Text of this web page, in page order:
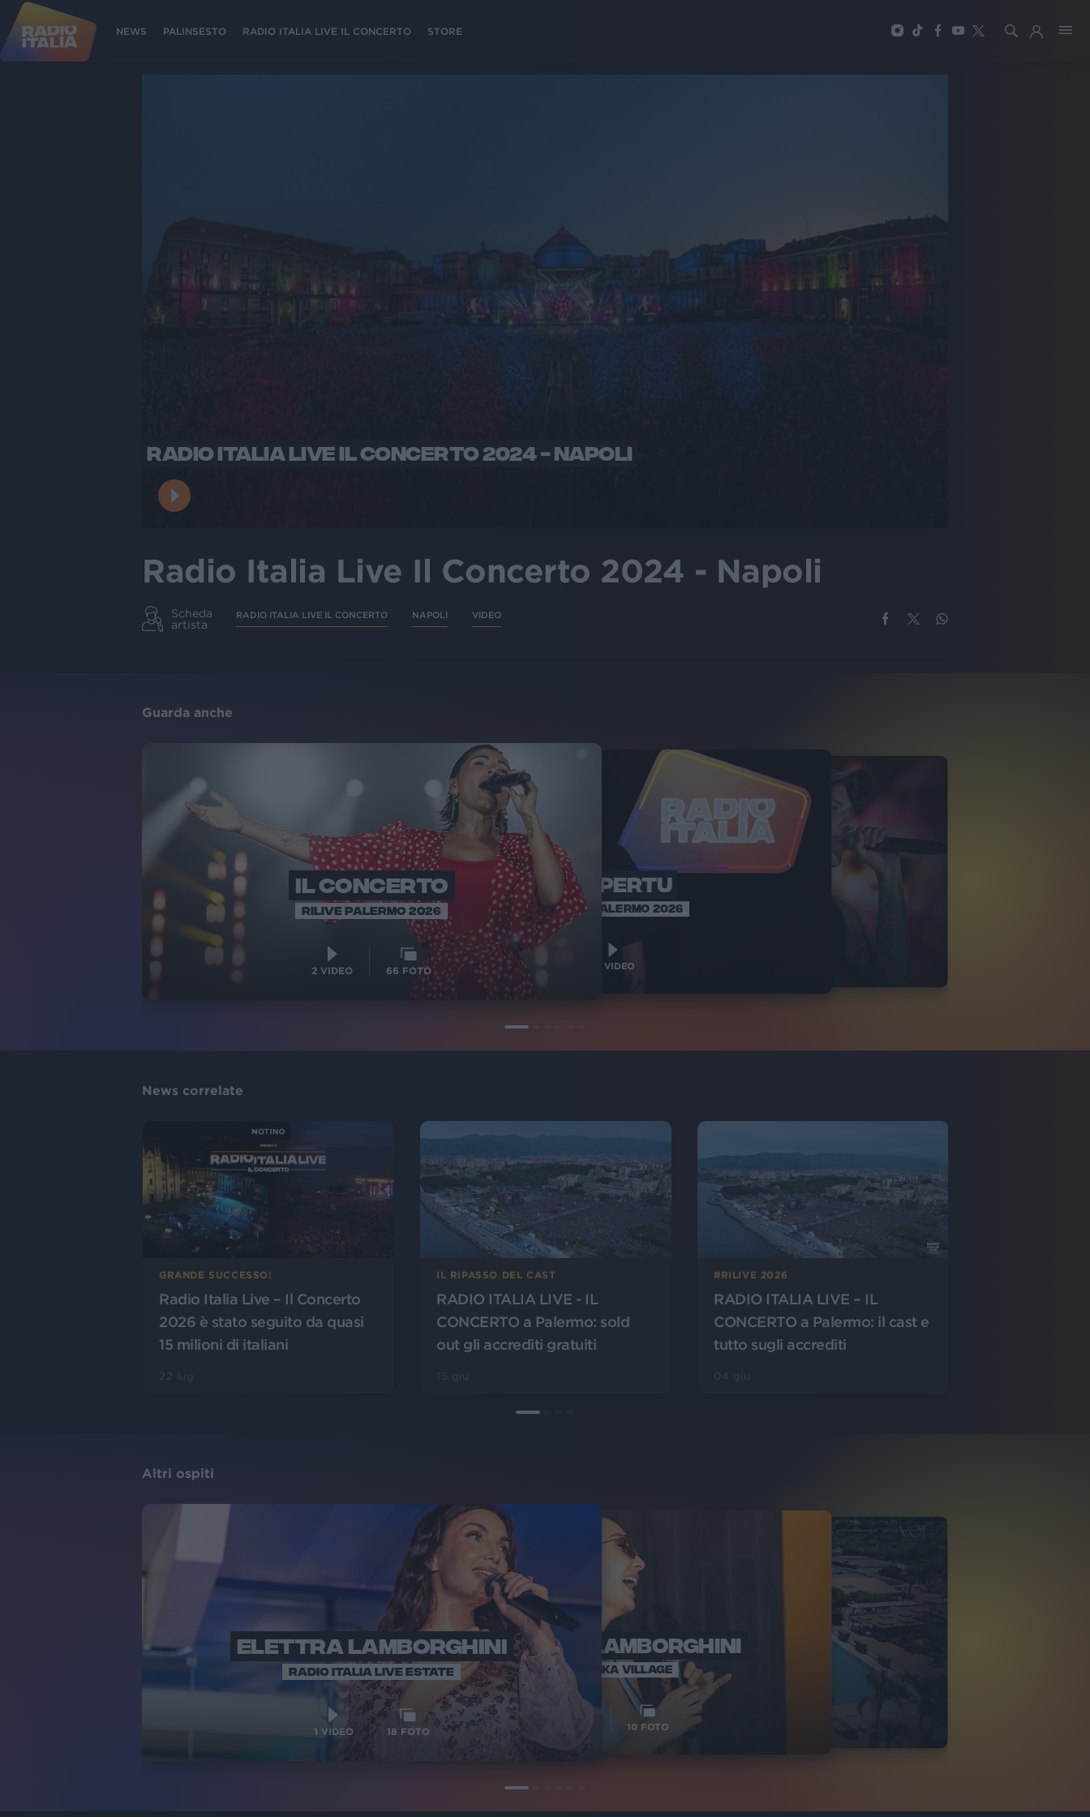
NEWS PALINSESTO RADIO ITALIA LIVE IL CONCERTO STORE
RADIO ITALIA LIVE IL CONCERTO 2024 - NAPOLI
Radio Italia Live Il Concerto 2024 - Napoli
Scheda
artista
RADIO ITALIA LIVE IL CONCERTO NAPOLI VIDEO
Guarda anche
IL CONCERTO
RILIVE PALERMO 2026
2 VIDEO 66 FOTO
ATUPERTU
#RILIVE PALERMO 2026
VIDEO
#RILIVE PALERMO 2026
News correlate
GRANDE SUCCESSO!
Radio Italia Live – Il Concerto
2026 è stato seguito da quasi
15 milioni di italiani
IL RIPASSO DEL CAST
RADIO ITALIA LIVE - IL
CONCERTO a Palermo: sold
out gli accrediti gratuiti
#RILIVE 2026
RADIO ITALIA LIVE – IL
CONCERTO a Palermo: il cast e
tutto sugli accrediti
Altri ospiti
ELETTRA LAMBORGHINI
RADIO ITALIA LIVE ESTATE
1 VIDEO 18 FOTO
ELETTRA LAMBORGHINI
VOI TANKA VILLAGE
10 FOTO
RADIO ITALIA
VOI TANKA VILLAGE